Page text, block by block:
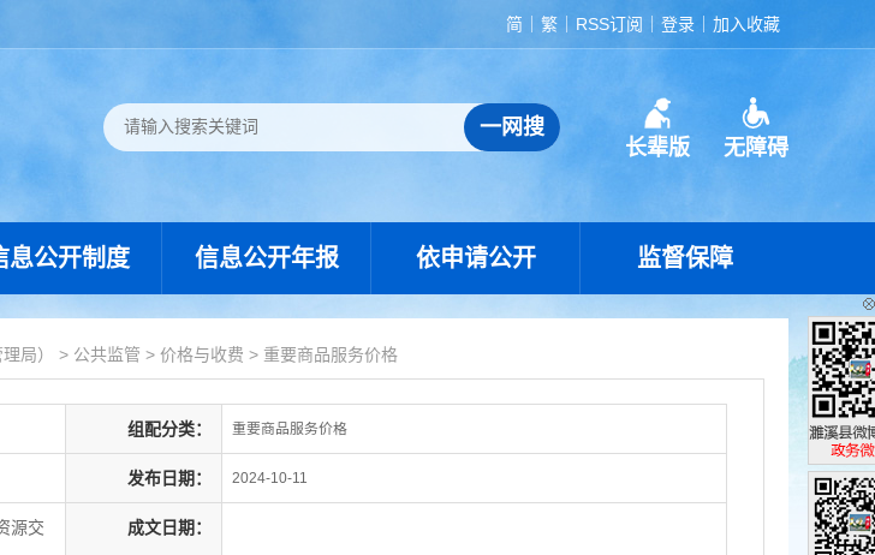
简 繁 RSS订阅 登录 加入收藏
长辈版 无障碍
息公开制度 信息公开年报 依申请公开 监督保障
局） > 公共监管 > 价格与收费 > 重要商品服务价格
组配分类： 重要商品服务价格
发布日期： 2024-10-11
源交
成文日期：
濉溪县政
政务微博